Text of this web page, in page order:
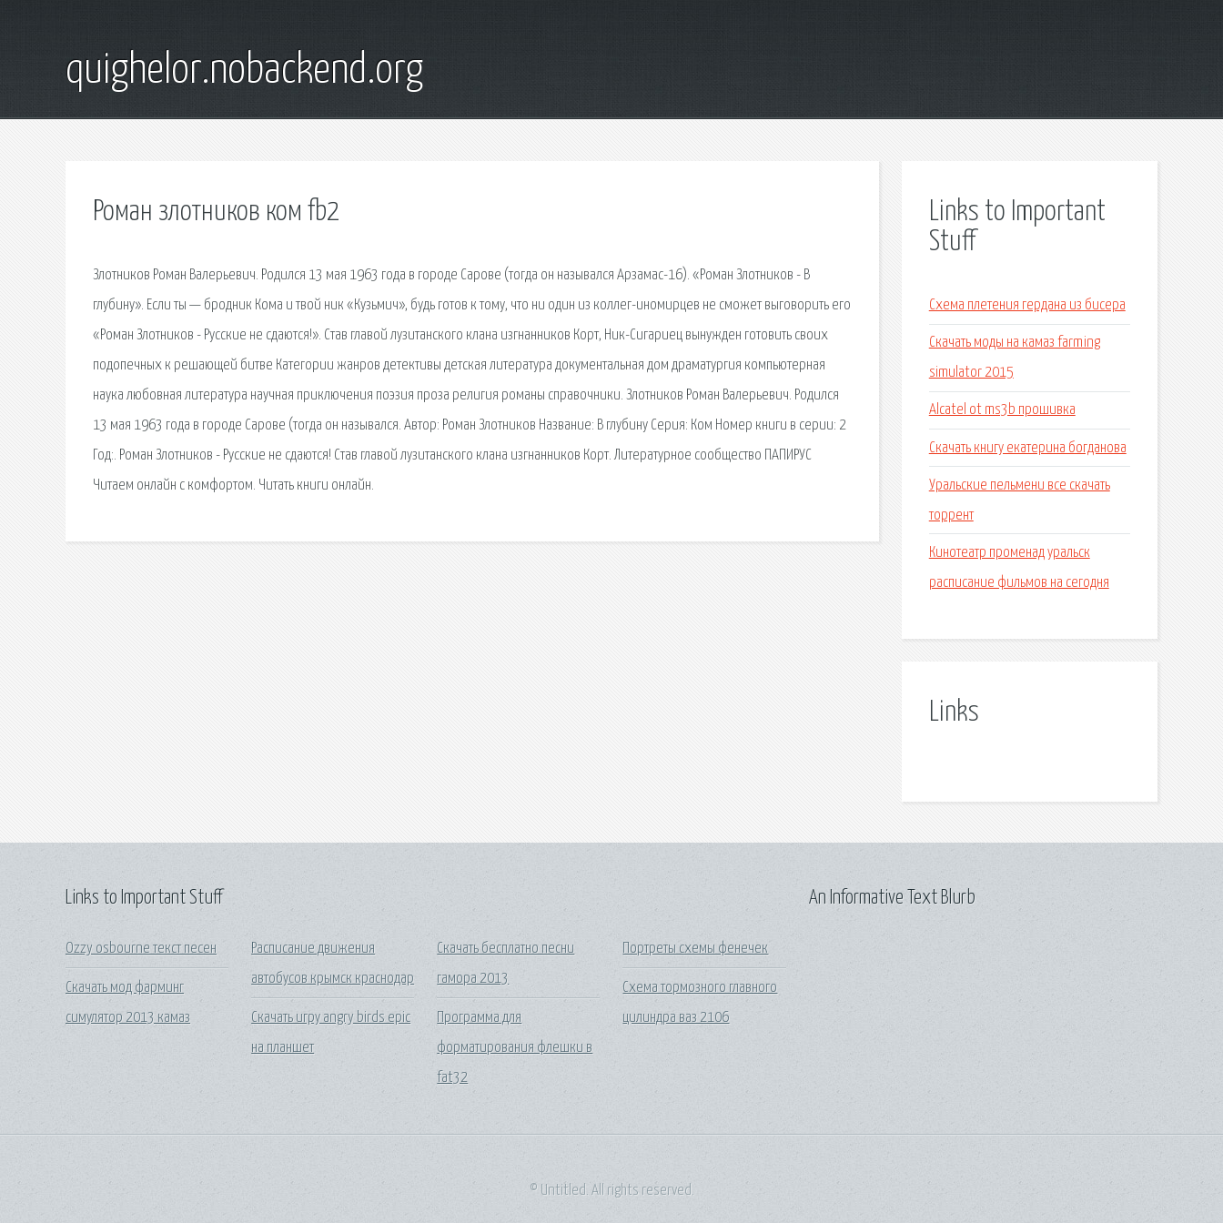
quighelor.nobackend.org
Роман злотников ком fb2
Злотников Роман Валерьевич. Родился 13 мая 1963 года в городе Сарове (тогда он назывался Арзамас-16). «Роман Злотников - В
глубину». Если ты — бродник Кома и твой ник «Кузьмич», будь готов к тому, что ни один из коллег-иномирцев не сможет выговорить его
«Роман Злотников - Русские не сдаются!». Став главой лузитанского клана изгнанников Корт, Ник-Сигариец вынужден готовить своих
подопечных к решающей битве Категории жанров детективы детская литература документальная дом драматургия компьютерная
наука любовная литература научная приключения поэзия проза религия романы справочники. Злотников Роман Валерьевич. Родился
13 мая 1963 года в городе Сарове (тогда он назывался. Автор: Роман Злотников Название: В глубину Серия: Ком Номер книги в серии: 2
Год:. Роман Злотников - Русские не сдаются! Став главой лузитанского клана изгнанников Корт. Литературное сообщество ПАПИРУС
Читаем онлайн с комфортом. Читать книги онлайн.
Links to Important
Stuff
Схема плетения гердана из бисера
Скачать моды на камаз farming
simulator 2015
Alcatel ot ms3b прошивка
Скачать книгу екатерина богданова
Уральские пельмени все скачать
торрент
Кинотеатр променад уральск
расписание фильмов на сегодня
Links
Links to Important Stuff
Ozzy osbourne текст песен
Скачать мод фарминг
симулятор 2013 камаз
Расписание движения
автобусов крымск краснодар
Скачать игру angry birds epic
на планшет
Скачать бесплатно песни
гамора 2013
Программа для
форматирования флешки в
fat32
Портреты схемы фенечек
Схема тормозного главного
цилиндра ваз 2106
An Informative Text Blurb
© Untitled. All rights reserved.